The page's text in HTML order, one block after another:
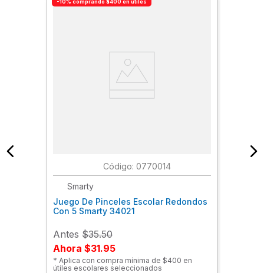
-10% comprando $400 en útiles
: 0770014
Smarty
Juego De Pinceles Escolar Redondos
Con 5 Smarty 34021
Antes $35.50
Ahora $31.95
* Aplica con compra mínima de $400 en
útiles escolares seleccionados